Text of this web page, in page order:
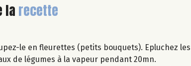
larecette
le en fleurettes (petits bouquets). Epluchez
de légumes à la vapeur pendant 20mn.